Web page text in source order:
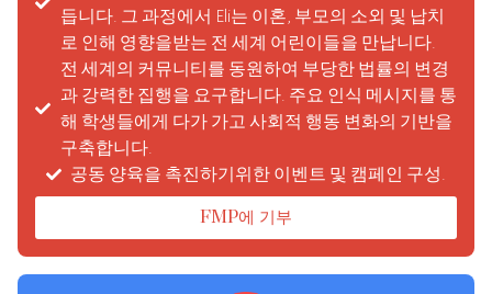
듭니다. 그 과정에서 Eli는 이혼, 부모의 소외 및 납치
로 인해 영향을받는 전 세계 어린이들을 만납니다.
전 세계의 커뮤니티를 동원하여 부당한 법률의 변경
과 강력한 집행을 요구합니다. 주요 인식 메시지를 통
해 학생들에게 다가 가고 사회적 행동 변화의 기반을
구축합니다.
공동 양육을 촉진하기위한 이벤트 및 캠페인 구성.
FMP에 기부